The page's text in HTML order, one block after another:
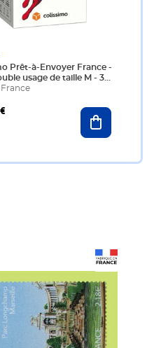
Prêt-à-Envoyer France -
usage de taille M - 3
Ajouter au